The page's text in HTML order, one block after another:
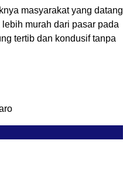
masyarakat yang datang
murah dari pasar pada
tertib dan kondusif tanpa